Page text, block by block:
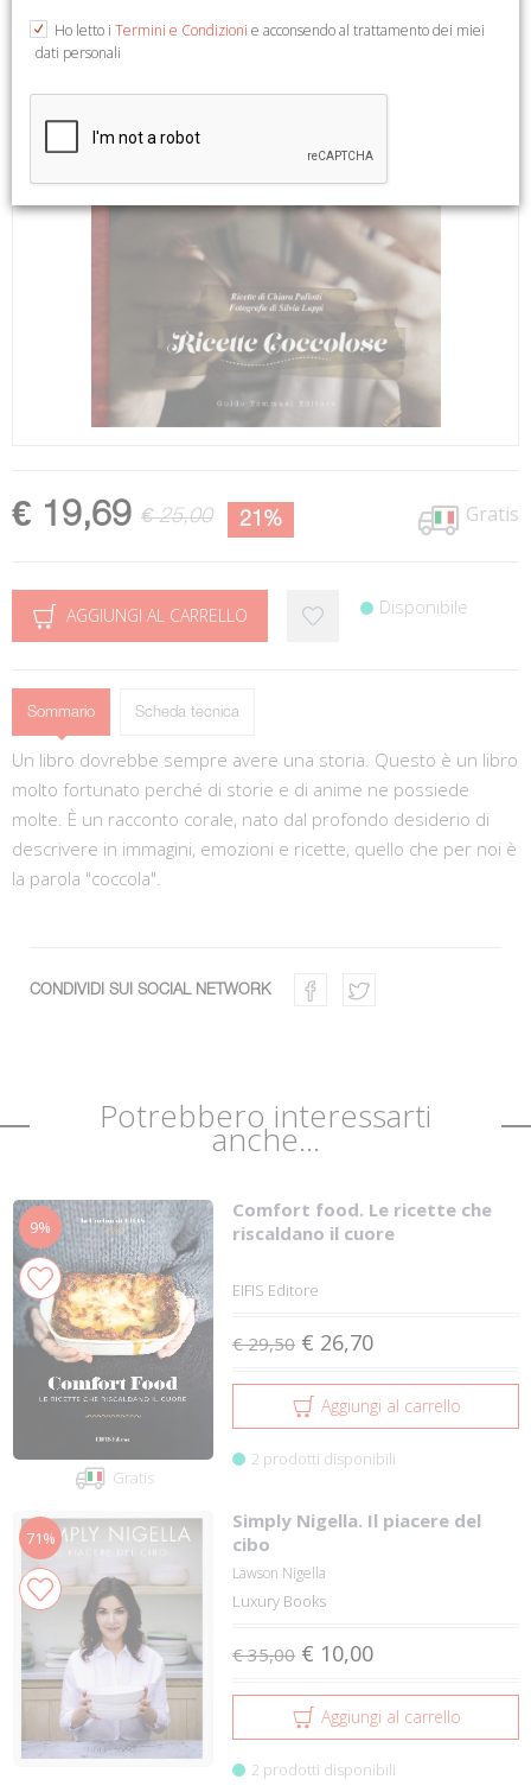
€ 19,69 € 25,00 21% Gratis
AGGIUNGI AL CARRELLO Disponibile
Sommario Scheda tecnica
Un libro dovrebbe sempre avere una storia. Questo è un libro
molto fortunato perché di storie e di anime ne possiede
molte. È un racconto corale, nato dal profondo desiderio di
descrivere in immagini, emozioni e ricette, quello che per noi è
la parola "coccola".
CONDIVIDI SUI SOCIAL NETWORK
Potrebbero interessarti
anche...
9%
Gratis
Comfort food. Le ricette che
riscaldano il cuore
EIFIS Editore
€ 29,50 € 26,70
Aggiungi al carrello
2 prodotti disponibili
71%
Simply Nigella. Il piacere del
cibo
Lawson Nigella
Luxury Books
€ 35,00 € 10,00
Aggiungi al carrello
2 prodotti disponibili
Ho letto i Termini e Condizioni e acconsendo al trattamento dei miei
dati personali